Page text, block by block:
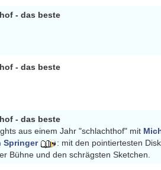
- das beste
- das beste
- das beste
aus einem Jahr "schlachthof" mit
Springer
: mit den pointiertesten
Bühne und den schrägsten Sketchen.